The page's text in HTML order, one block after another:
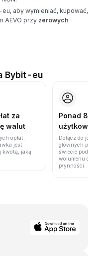
aby wymieniać, kupować,
AEVO przy zerowych
Bybit-eu
za
walut
opłat.
jest
kwotą, jaką
Ponad 86
Dołącz do
głównych
świecie pod
wolumenu
płynności.